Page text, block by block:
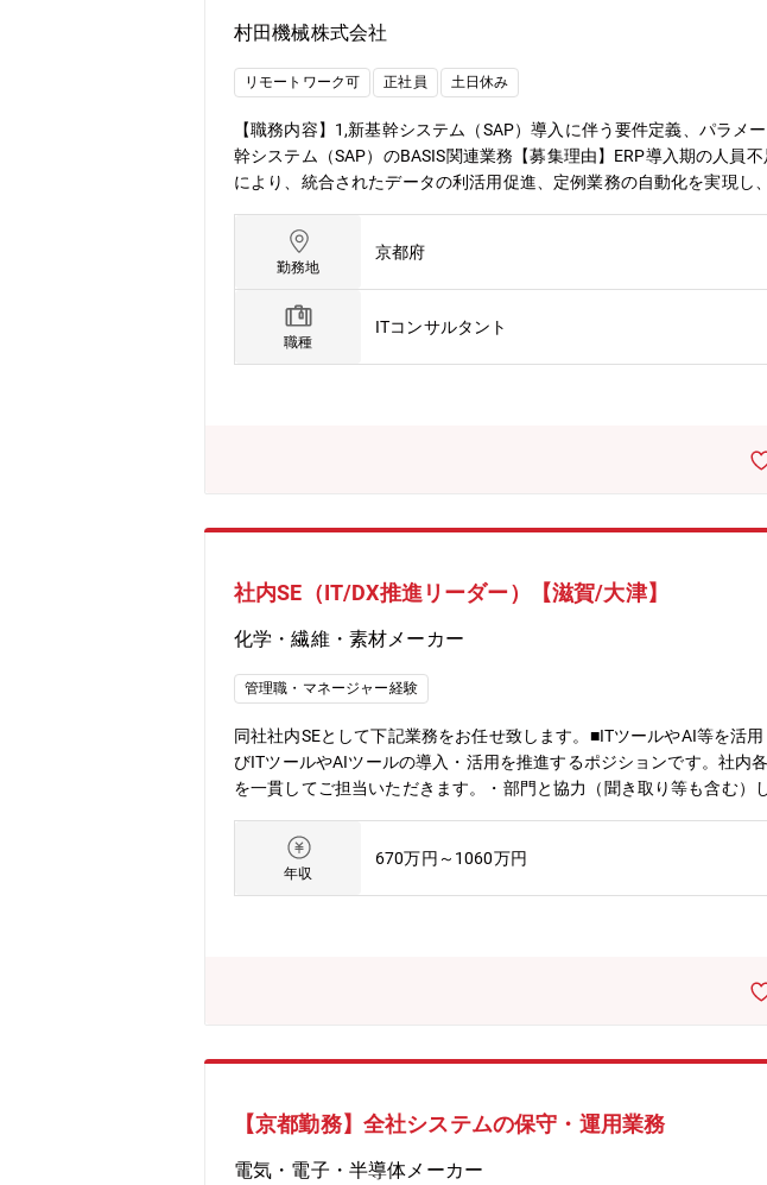
村田機械株式会社
リモートワーク可 正社員 土日休み
【職務内容】1,新基幹システム（SAP）導入に伴う要件定義、パラ
幹システム（SAP）のBASIS関連業務【募集理由】ERP導入期の人員
により、統合されたデータの利活用促進、定例業務の自動化を実現し
の導入を進めています。全社横断の取り組みであり当社において非
託している業務もありますが、人財を確保することで内製化を進め
お任せしていく予定であり、キャリアアップの実現が可能です。【
り組める方・最低限のコミュニケーションが取れる方
勤務地
京都府
職種
ITコンサルタント
社内SE（IT/DX推進リーダー）【滋賀/大津】
化学・繊維・素材メーカー
管理職・マネージャー経験
同社社内SEとして下記業務をお任せ致します。■ITツールやAI等を活
びITツールやAIツールの導入・活用を推進するポジションです。社
を一貫してご担当いただきます。・部門と協力（聞き取り等も含む
対象としています。【想定している具体な業務例】・生産計画策定
部の役割と業務状況＞国内外の子会社を含むグループ全体のITシス
どまらず、システムを活用して効率化や自動化、セキュリティ向上
海外子会社を含めて統一されたシステムで運用されており、会社の
ツールとして活用して業務改革や効率化を進める人材が必要となっ
を担当する第二グループ第二グループの組織構成（今回配属予
MicrosoftAzure・SAP S4/HANA（会計分野）
年収
670万円～1060万円
【京都勤務】全社システムの保守・運用業務
電気・電子・半導体メーカー